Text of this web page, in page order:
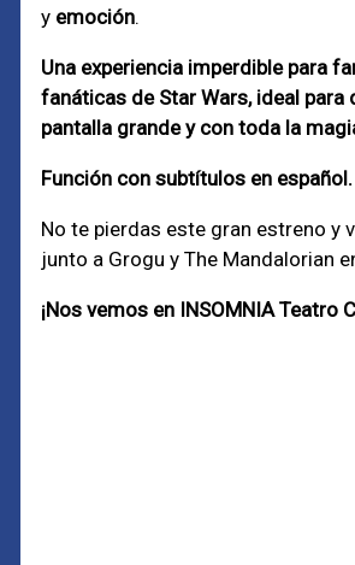
y emoción.
Una experiencia imperdible para
fanáticas de Star Wars, ideal para
pantalla grande y con toda la
Función con subtítulos en español.
No te pierdas este gran estreno y
junto a Grogu y The Mandalorian
¡Nos vemos en INSOMNIA Teatro